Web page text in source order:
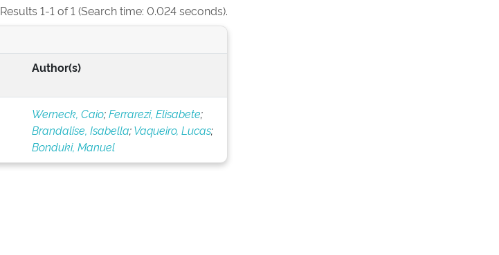
Results 1-1 of 1 (Search time: 0.024 seconds).
Author(s)
Werneck, Caio;Ferrarezi, Elisabete;
Brandalise, Isabella;Vaqueiro, Lucas;
Bonduki, Manuel